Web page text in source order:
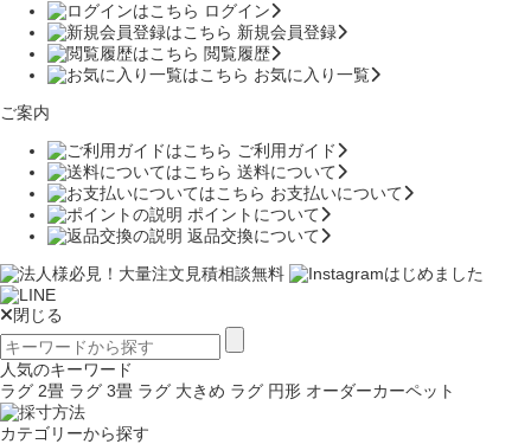
ログイン
新規会員登録
閲覧履歴
お気に入り一覧
ご案内
ご利用ガイド
送料について
お支払いについて
ポイントについて
返品交換について
閉じる
人気のキーワード
ラグ 2畳 ラグ 3畳 ラグ 大きめ ラグ 円形 オーダーカーペット
カテゴリーから探す